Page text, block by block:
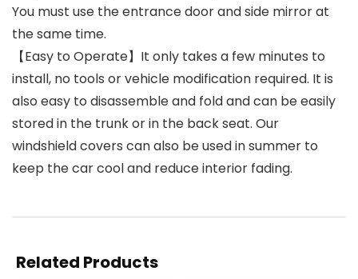
You must use the entrance door and side mirror at
the same time.
【Easy to Operate】It only takes a few minutes to
install, no tools or vehicle modification required. It is
also easy to disassemble and fold and can be easily
stored in the trunk or in the back seat. Our
windshield covers can also be used in summer to
keep the car cool and reduce interior fading.
Related Products